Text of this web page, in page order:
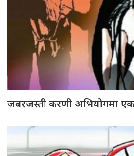
जबरजस्ती करणी अभियोगमा एक